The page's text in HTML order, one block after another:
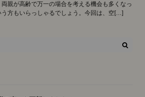
両親が高齢で万一の場合を考える機会も多くなっ
う方もいらっしゃるでしょう。今回は、空[…]